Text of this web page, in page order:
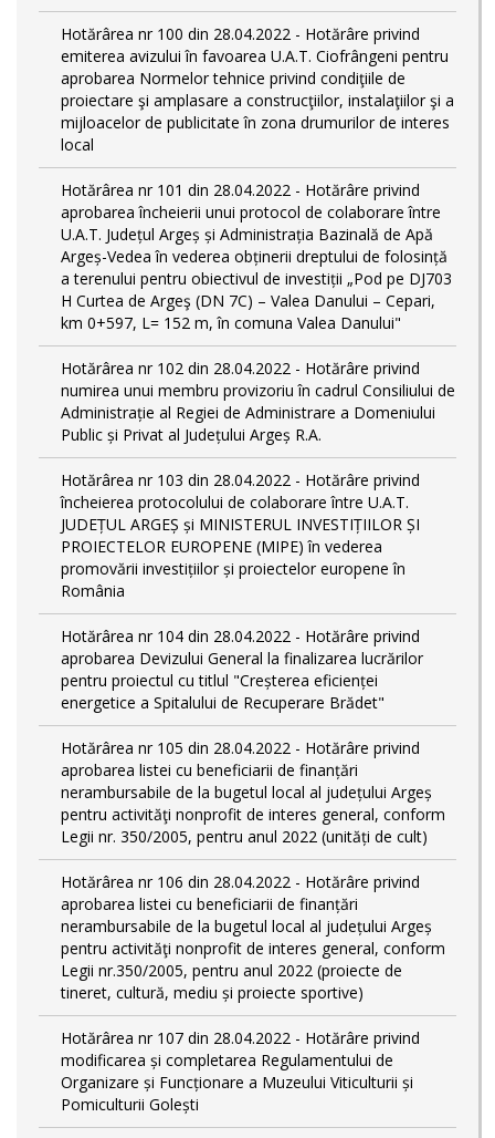
Hotărârea nr 100 din 28.04.2022 - Hotărâre privind
emiterea avizului în favoarea U.A.T. Ciofrângeni pentru
aprobarea Normelor tehnice privind condiţiile de
proiectare şi amplasare a construcţiilor, instalaţiilor şi a
mijloacelor de publicitate în zona drumurilor de interes
local
Hotărârea nr 101 din 28.04.2022 - Hotărâre privind
aprobarea încheierii unui protocol de colaborare între
U.A.T. Județul Argeș și Administrația Bazinală de Apă
Argeș-Vedea în vederea obținerii dreptului de folosință
a terenului pentru obiectivul de investiții „Pod pe DJ703
H Curtea de Argeş (DN 7C) – Valea Danului – Cepari,
km 0+597, L= 152 m, în comuna Valea Danului"
Hotărârea nr 102 din 28.04.2022 - Hotărâre privind
numirea unui membru provizoriu în cadrul Consiliului de
Administrație al Regiei de Administrare a Domeniului
Public și Privat al Județului Argeș R.A.
Hotărârea nr 103 din 28.04.2022 - Hotărâre privind
încheierea protocolului de colaborare între U.A.T.
JUDEȚUL ARGEȘ și MINISTERUL INVESTIȚIILOR ȘI
PROIECTELOR EUROPENE (MIPE) în vederea
promovării investițiilor și proiectelor europene în
România
Hotărârea nr 104 din 28.04.2022 - Hotărâre privind
aprobarea Devizului General la finalizarea lucrărilor
pentru proiectul cu titlul "Creșterea eficienței
energetice a Spitalului de Recuperare Brădet"
Hotărârea nr 105 din 28.04.2022 - Hotărâre privind
aprobarea listei cu beneficiarii de finanțări
nerambursabile de la bugetul local al județului Argeș
pentru activităţi nonprofit de interes general, conform
Legii nr. 350/2005, pentru anul 2022 (unități de cult)
Hotărârea nr 106 din 28.04.2022 - Hotărâre privind
aprobarea listei cu beneficiarii de finanțări
nerambursabile de la bugetul local al județului Argeș
pentru activităţi nonprofit de interes general, conform
Legii nr.350/2005, pentru anul 2022 (proiecte de
tineret, cultură, mediu și proiecte sportive)
Hotărârea nr 107 din 28.04.2022 - Hotărâre privind
modificarea și completarea Regulamentului de
Organizare și Funcționare a Muzeului Viticulturii și
Pomiculturii Golești